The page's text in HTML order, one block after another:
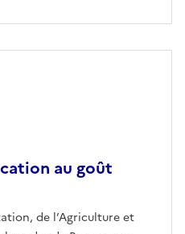
au goût
de l’Agriculture et